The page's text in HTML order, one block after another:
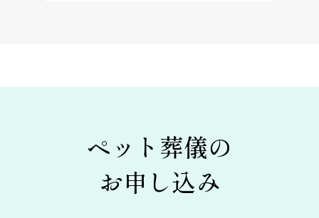
ペット葬儀の
お申し込み